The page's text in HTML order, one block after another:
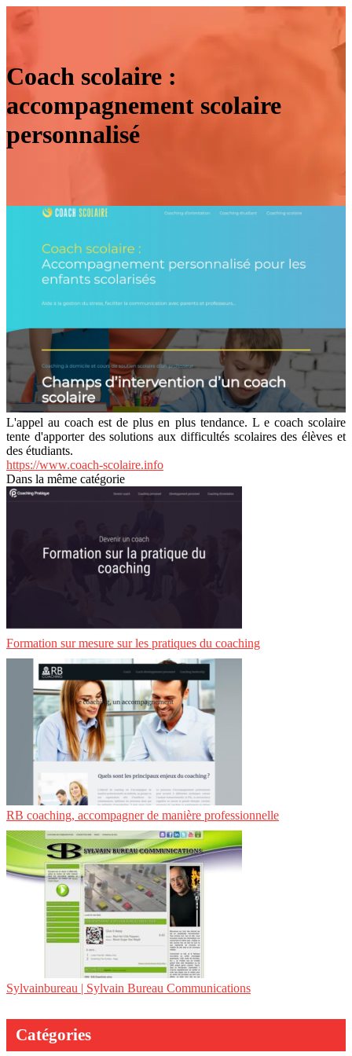
Coach scolaire :
accompagnement scolaire
personnalisé
L'appel au coach est de plus en plus tendance. L e coach scolaire
tente d'apporter des solutions aux difficultés scolaires des élèves et
des étudiants.
https://www.coach-scolaire.info
Dans la même catégorie
Formation sur mesure sur les pratiques du coaching
RB coaching, accompagner de manière professionnelle
Sylvain­bu­reau | Sylvain Bureau Com­munica­tions
Catégories